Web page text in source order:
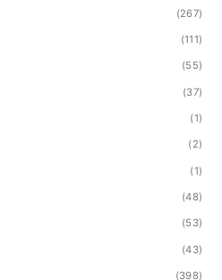
(267)
(111)
(55)
(37)
(1)
(2)
(1)
(48)
(53)
(43)
(398)